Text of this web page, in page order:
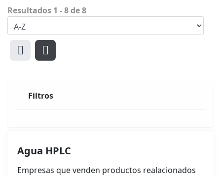
Resultados 1 -8de8
Filtros
Agua HPLC
Empresas que venden productos realacionados